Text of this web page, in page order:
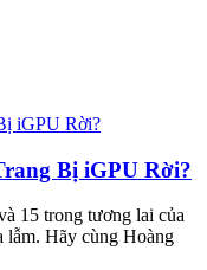
Bị iGPU Rời?
15 trong tương lai của
lẫm. Hãy cùng Hoàng